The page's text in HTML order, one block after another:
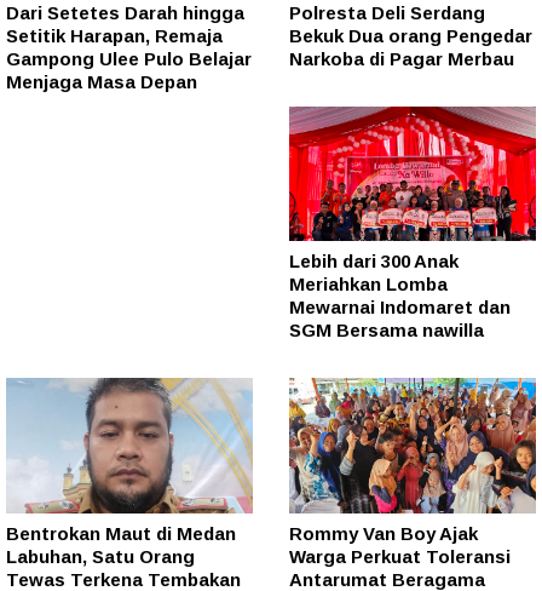
Dari Setetes Darah hingga
Setitik Harapan, Remaja
Gampong Ulee Pulo Belajar
Menjaga Masa Depan
Polresta Deli Serdang
Bekuk Dua orang Pengedar
Narkoba di Pagar Merbau
Lebih dari 300 Anak
Meriahkan Lomba
Mewarnai Indomaret dan
SGM Bersama nawilla
Bentrokan Maut di Medan
Labuhan, Satu Orang
Tewas Terkena Tembakan
Rommy Van Boy Ajak
Warga Perkuat Toleransi
Antarumat Beragama